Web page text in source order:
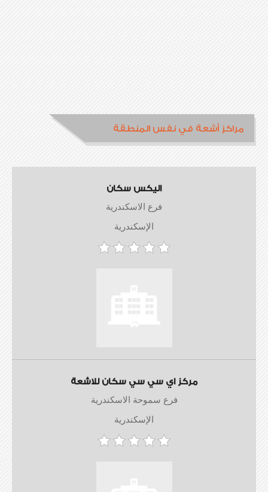
مراكز أشعة في نفس المنطقة
اليكس سكان
فرع الاسكندرية
الإسكندرية
مركز اي سي سي سكان للاشعة
فرع سموحة الاسكندرية
الإسكندرية